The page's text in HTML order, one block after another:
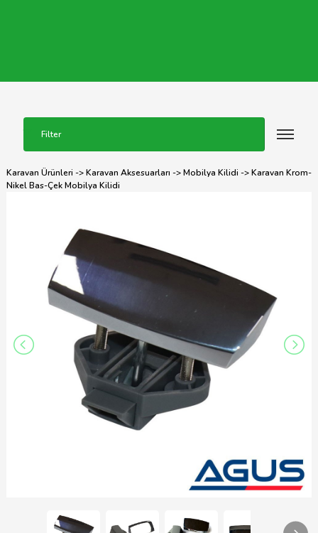
Filter
Karavan Ürünleri ->Karavan Aksesuarları ->Mobilya Kilidi -> Karavan Krom-
Nikel Bas-Çek Mobilya Kilidi